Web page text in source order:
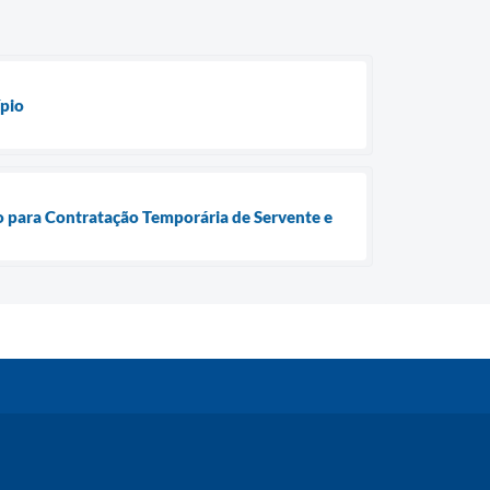
Contratação Temporária de Servente e